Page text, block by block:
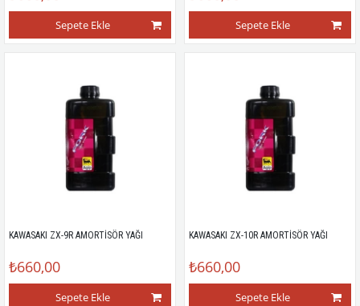
Sepete Ekle Sepete Ekle
KAWASAKI ZX-9R AMORTİSÖR YAĞI
₺660,00
Sepete Ekle
KAWASAKI ZX-10R AMORTİSÖR YAĞI
₺660,00
Sepete Ekle